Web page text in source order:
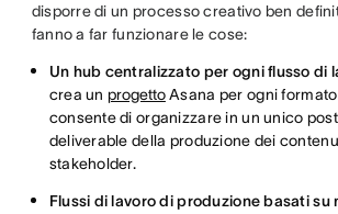
disporre di un processo creativo ben
fanno a far funzionare le cose:
Un hub centralizzato per ogni flusso di
crea un progettoAsana per ogni
consente di organizzare in un unico
deliverable della produzione dei
stakeholder.
Flussi di lavoro di produzione basati su